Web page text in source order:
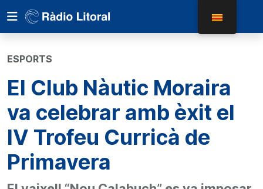
ESPORTS
El Club Nàutic Moraira
va celebrar amb èxit el
IV Trofeu Curricà de
Primavera